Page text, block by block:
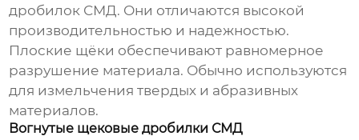
дробилок СМД. Они отличаются высокой
производительностью и надежностью.
Плоские щёки обеспечивают равномерное
разрушение материала. Обычно используются
для измельчения твердых и абразивных
материалов.
Вогнутые щековые дробилки СМД